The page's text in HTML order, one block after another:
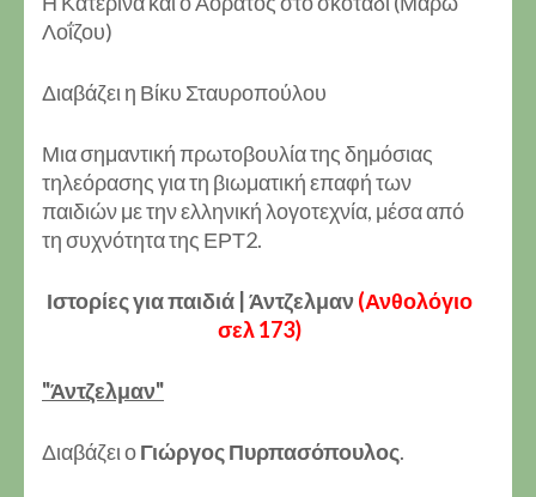
Λοΐζου)
Διαβάζει η Βίκυ Σταυροπούλου
Μια σημαντική πρωτοβουλία της δημόσιας
τηλεόρασης για τη βιωματική επαφή των
παιδιών με την ελληνική λογοτεχνία, μέσα από
τη συχνότητα της ΕΡΤ2.
Ιστορίες για παιδιά | Άντζελμαν(Ανθολόγιο
σελ 173)
"Άντζελμαν"
Διαβάζει οΓιώργος Πυρπασόπουλος.